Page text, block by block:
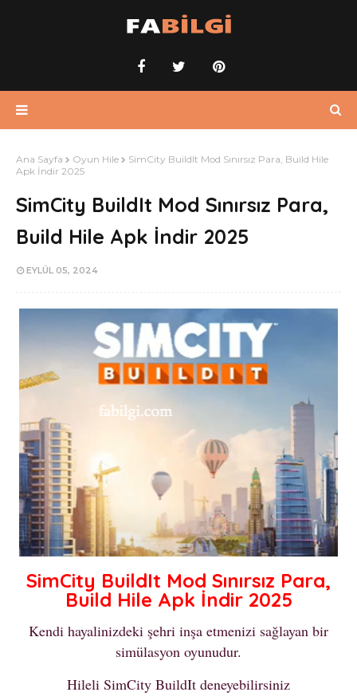
Ana Sayfa Oyun Hile
SimCity BuildIt Mod Sınırsız Para, Build Hile
Apk İndir 2025
SimCity BuildIt Mod Sınırsız Para,
Build Hile Apk İndir 2025
EYLÜL 05, 2024
SimCity BuildIt Mod Sınırsız Para,
Build Hile Apk İndir 2025
Kendi hayalinizdeki şehri inşa etmenizi sağlayan bir
simülasyon oyunudur.
Hileli SimCity BuildIt deneyebilirsiniz